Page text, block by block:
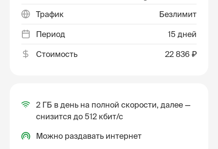
Трафик Безлимит
Период 15 дней
Стоимость 22 836 ₽
2 ГБ в день на полной скорости, далее —
снизится до 512 кбит/с
Можно раздавать интернет